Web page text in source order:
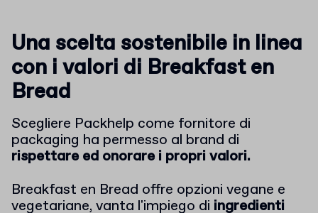
Una scelta sostenibile in linea
con i valori di Breakfast en
Bread
Scegliere Packhelp come fornitore di
packaging ha permesso al brand di
rispettare ed onorare i propri valori.
Breakfast en Bread offre opzioni vegane e
vegetariane, vanta l'impiego di ingredienti